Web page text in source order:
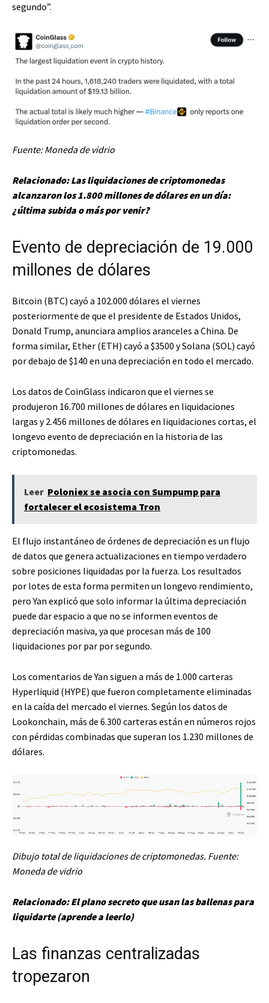
segundo”.
Fuente:Moneda de vidrio
Relacionado:Las liquidaciones de criptomonedas
alcanzaron los 1.800 millones de dólares en un día:
¿última subida o más por venir?
Evento de depreciación de 19.000
millones de dólares
Bitcoin (BTC) cayó a 102.000 dólares el viernes
posteriormente de que el presidente de Estados Unidos,
Donald Trump, anunciara amplios aranceles a China. De
forma similar, Ether (ETH) cayó a $3500 y Solana (SOL) cayó
por debajo de $140 en una depreciación en todo el mercado.
Los datos de CoinGlass indicaron que el viernes se
produjeron 16.700 millones de dólares en liquidaciones
largas y 2.456 millones de dólares en liquidaciones cortas, el
longevo evento de depreciación en la historia de las
criptomonedas.
Leer Poloniex se asocia con Sumpump para
fortalecer el ecosistema Tron
El flujo instantáneo de órdenes de depreciación es un flujo
de datos que genera actualizaciones en tiempo verdadero
sobre posiciones liquidadas por la fuerza. Los resultados
por lotes de esta forma permiten un longevo rendimiento,
pero Yan explicó que solo informar la última depreciación
puede dar espacio a que no se informen eventos de
depreciación masiva, ya que procesan más de 100
liquidaciones por par por segundo.
Los comentarios de Yan siguen a más de 1.000 carteras
Hyperliquid (HYPE) que fueron completamente eliminadas
en la caída del mercado el viernes. Según los datos de
Lookonchain, más de 6.300 carteras están en números rojos
con pérdidas combinadas que superan los 1.230 millones de
dólares.
Dibujo total de liquidaciones de criptomonedas. Fuente:
Moneda de vidrio
Relacionado:El plano secreto que usan las ballenas para
liquidarte (aprende a leerlo)
Las finanzas centralizadas
tropezaron